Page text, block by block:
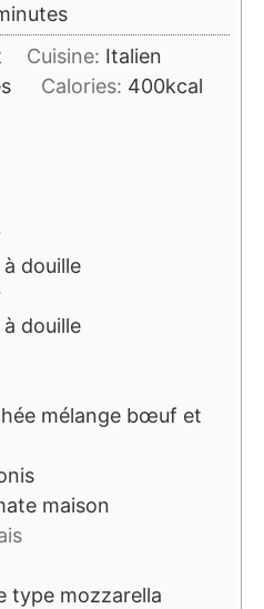
Cuisine: Italien
Calories: 400kcal
douille
douille
mélange bœuf et
maison
type mozzarella